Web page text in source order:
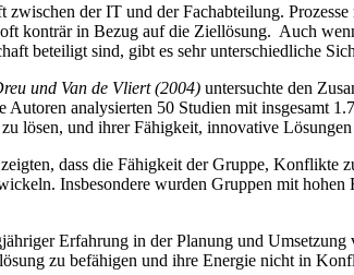
zwischen der IT und der Fachabteilung.
konträr in Bezug auf die Ziellösung. Auch
beteiligt sind, gibt es sehr unterschiedliche
und Van de Vliert (2004) untersuchte den
Autoren analysierten 50 Studien mit insgesamt
lösen, und ihrer Fähigkeit, innovative Lösungen
dass die Fähigkeit der Gruppe, Konflikte
Insbesondere wurden Gruppen mit
Erfahrung in der Planung und
zu befähigen und ihre Energie nicht in